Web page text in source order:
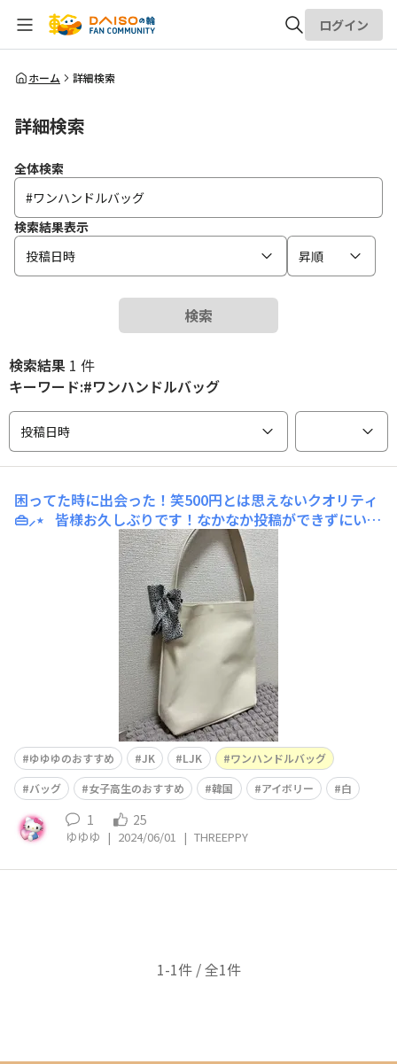
全体検索
ログイン
ホーム 詳細検索
詳細検索
全体検索
検索結果表示
投稿日時
昇順
検索
検索結果 1 件
キーワード:#ワンハンドルバッグ
投稿日時
困ってた時に出会った！笑500円とは思えないクオリティ
👜︎⸝‍⋆ 皆様お久しぶりです！なかなか投稿ができずにいま
した😮‍💨 最近買ったものでは無いのですが使っているもの
があるので紹介させてください、、、！ それがこちら！
私にとってはじめてのTHREEPPY紹介商品 「ビビット合
皮シリーズ ワンハンドルバッグ」で
ゆゆゆのおすすめ JK LJK
ワンハンドルバッグ
バッグ
女子高生のおすすめ 韓国 アイボリー 白
1 25
ゆゆゆ | 2024/06/01 | THREEPPY
1-1件 / 全1件